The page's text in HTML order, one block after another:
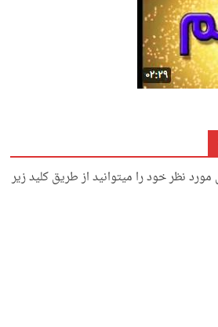
مورد نظر خود را میتوانید از طریق کلید زیر